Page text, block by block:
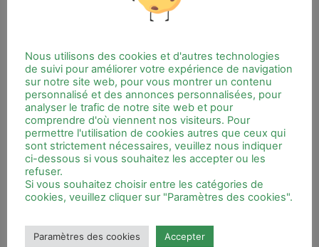
Résultats de la coopérative
AIDE@AVENIR
Dans le cadre del’égalité professionnelle entre les femmes et
les hommes, Aide @venir publiesa note 2025 de l’index de
l’égalité femmes-hommes :
Nous utilisons des cookies et d'autres technologies
de suivi pour améliorer votre expérience de navigation
sur notre site web, pour vous montrer un contenu
personnalisé et des annonces personnalisées, pour
analyser le trafic de notre site web et pour
comprendre d'où viennent nos visiteurs. Pour
permettre l'utilisation de cookies autres que ceux qui
sont strictement nécessaires, veuillez nous indiquer
ci-dessous si vous souhaitez les accepter ou les
refuser.
Si vous souhaitez choisir entre les catégories de
cookies, veuillez cliquer sur "Paramètres des cookies".
Paramètres des cookies Accepter